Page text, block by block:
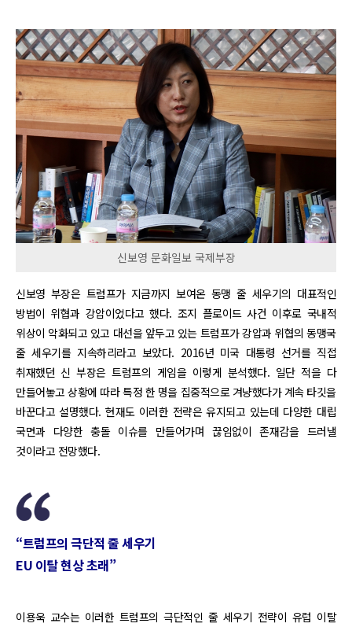
신보영 문화일보 국제부장
신보영 부장은 트럼프가 지금까지 보여온 동맹 줄 세우기의 대표적인
방법이 위협과 강압이었다고 했다. 조지 플로이드 사건 이후로 국내적
위상이 악화되고 있고 대선을 앞두고 있는 트럼프가 강압과 위협의 동맹국
줄 세우기를 지속하리라고 보았다. 2016년 미국 대통령 선거를 직접
취재했던 신 부장은 트럼프의 게임을 이렇게 분석했다. 일단 적을 다
만들어놓고 상황에 따라 특정 한 명을 집중적으로 겨냥했다가 계속 타깃을
바꾼다고 설명했다. 현재도 이러한 전략은 유지되고 있는데 다양한 대립
국면과 다양한 충돌 이슈를 만들어가며 끊임없이 존재감을 드러낼
것이라고 전망했다.
“트럼프의 극단적 줄 세우기
EU 이탈 현상 초래”
이용욱 교수는 이러한 트럼프의 극단적인 줄 세우기 전략이 유럽 이탈